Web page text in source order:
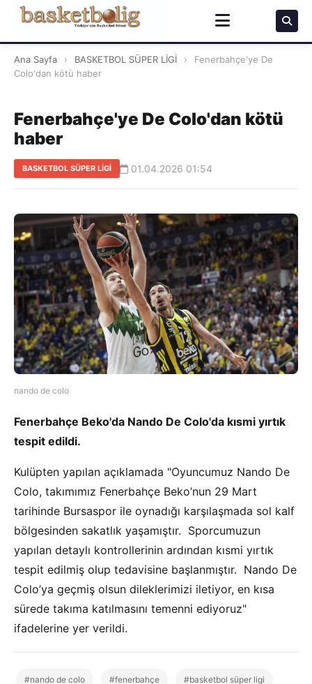
Ana Sayfa › BASKETBOL SÜPER LİGİ ›
Fenerbahçe'ye De
Colo'dan kötü haber
Fenerbahçe'ye De Colo'dan kötü
haber
BASKETBOL SÜPER LİGİ 01.04.2026 01:54
nando de colo
Fenerbahçe Beko'da Nando De Colo'da kısmi yırtık
tespit edildi.
Kulüpten yapılan açıklamada "Oyuncumuz Nando De
Colo, takımımız Fenerbahçe Beko’nun 29 Mart
tarihinde Bursaspor ile oynadığı karşılaşmada sol kalf
bölgesinden sakatlık yaşamıştır. Sporcumuzun
yapılan detaylı kontrollerinin ardından kısmi yırtık
tespit edilmiş olup tedavisine başlanmıştır. Nando De
Colo’ya geçmiş olsun dileklerimizi iletiyor, en kısa
sürede takıma katılmasını temenni ediyoruz"
ifadelerine yer verildi.
#nando de colo #fenerbahçe #basketbol süper ligi